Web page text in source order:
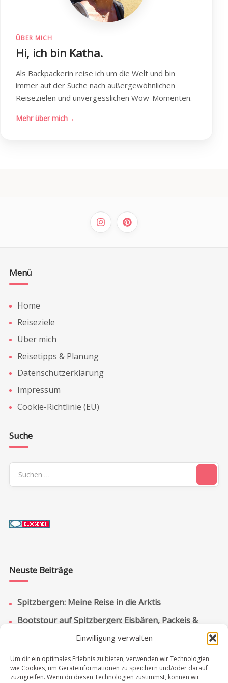
Einwilligung verwalten
Um dir ein optimales Erlebnis zu bieten, verwenden wir Technologien
wie Cookies, um Geräteinformationen zu speichern und/oder darauf
zuzugreifen. Wenn du diesen Technologien zustimmst, können wir
ÜBER MICH
Hi, ich bin Katha.
Als Backpackerin reise ich um die Welt und bin
immer auf der Suche nach außergewöhnlichen
Reisezielen und unvergesslichen Wow-Momenten.
Mehr über mich→
Menü
Home
Reiseziele
Über mich
Reisetipps & Planung
Datenschutzerklärung
Impressum
Cookie-Richtlinie (EU)
Suche
Suchen
nach:
Neuste Beiträge
Spitzbergen: Meine Reise in die Arktis
Bootstour auf Spitzbergen: Eisbären, Packeis &
Barentsburg
Chobe Nationalpark: Lohnt sich ein Tagesausflug?